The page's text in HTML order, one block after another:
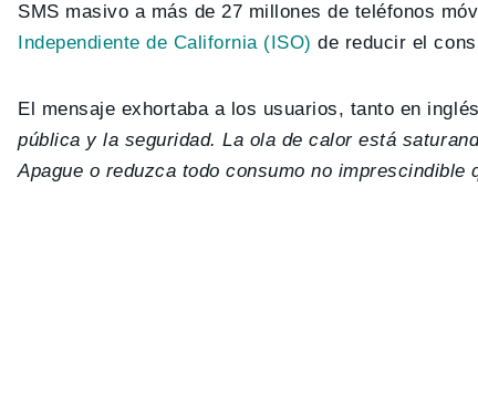
SMS masivo a más de 27 millones de teléfonos
Independiente de California (ISO) de reducir el
El mensaje exhortaba a los usuarios, tanto en
pública y la seguridad. La ola de calor está
Apague o reduzca todo consumo no